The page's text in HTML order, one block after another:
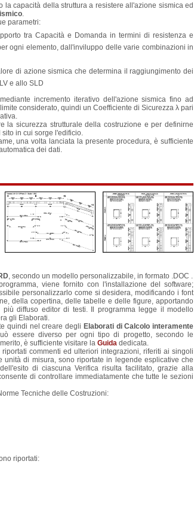
la capacità della struttura a resistere all'azione sismica ed
.
parametri:
tra Capacità e Domanda in termini di resistenza e
ogni elemento, dall'inviluppo delle varie combinazioni in
di azione sismica che determina il raggiungimento dei
e allo SLD
incremento iterativo dell'azione sismica fino ad
considerato, quindi un Coefficiente di Sicurezza λ pari
la sicurezza strutturale della costruzione e per definirne
in cui sorge l'edificio.
una volta lanciata la presente procedura, è sufficiente
dei dati.
, secondo un modello personalizzabile, in formato .DOC .
viene fornito con l'installazione del software;
personalizzarlo come si desidera, modificando i font
della copertina, delle tabelle e delle figure, apportando
diffuso editor di testi. Il programma legge il modello
gli Elaborati.
quindi nel creare degli Elaborati di Calcolo interamente
essere diverso per ogni tipo di progetto, secondo le
è sufficiente visitare la Guida dedicata.
commenti ed ulteriori integrazioni, riferiti ai singoli
di misura, sono riportate in legende esplicative che
di ciascuna Verifica risulta facilitato, grazie alla
di controllare immediatamente che tutte le sezioni
Tecniche delle Costruzioni:
riportati: